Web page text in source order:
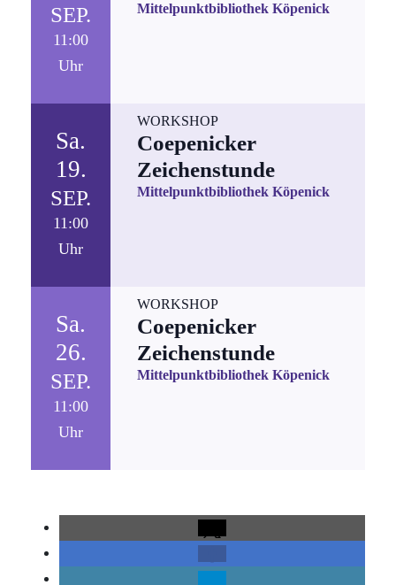
SEP.
11:00
Uhr
Mittelpunktbibliothek Köpenick
Sa.
19.
SEP.
11:00
Uhr
WORKSHOP
Coepenicker
Zeichenstunde
Mittelpunktbibliothek Köpenick
Sa.
26.
SEP.
11:00
Uhr
WORKSHOP
Coepenicker
Zeichenstunde
Mittelpunktbibliothek Köpenick